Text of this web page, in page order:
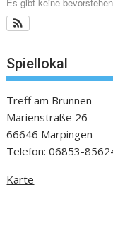
Spiellokal
Treff am Brunnen
Marienstraße 26
66646 Marpingen
Telefon: 06853-
Karte